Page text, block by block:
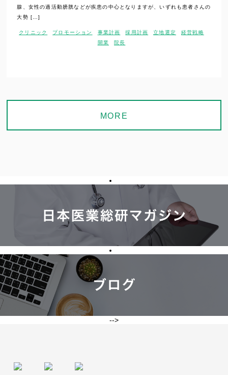
腺、女性の過活動膀胱などが疾患の中心となりますが、いずれも患者さんの
大勢 […]
クリニック プロモーション 事業計画 採用計画 立地選定
経営戦略
開業
院長
MORE
-->